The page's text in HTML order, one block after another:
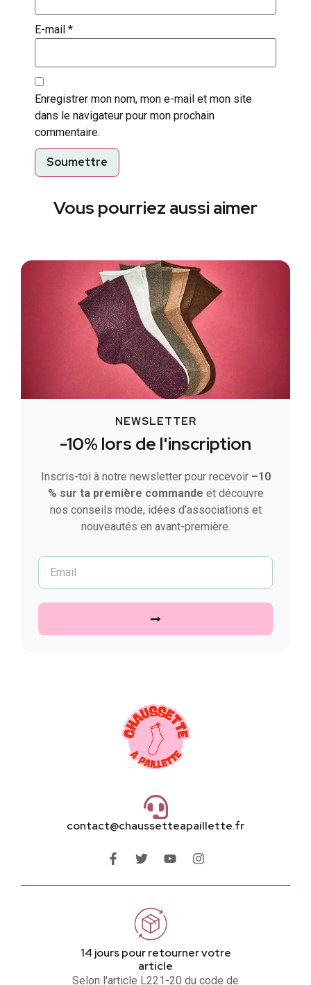
E-mail *
Enregistrer mon nom, mon e-mail et mon site
dans le navigateur pour mon prochain
commentaire.
Vous pourriez aussi aimer
NEWSLETTER
-10% lors de l'inscription
Inscris-toi à notre newsletter pour recevoir –10
% sur ta première commande et découvre
nos conseils mode, idées d’associations et
nouveautés en avant-première.
contact@chaussetteapaillette.fr
14 jours pour retourner votre
article
Selon l'article L221-20 du code de